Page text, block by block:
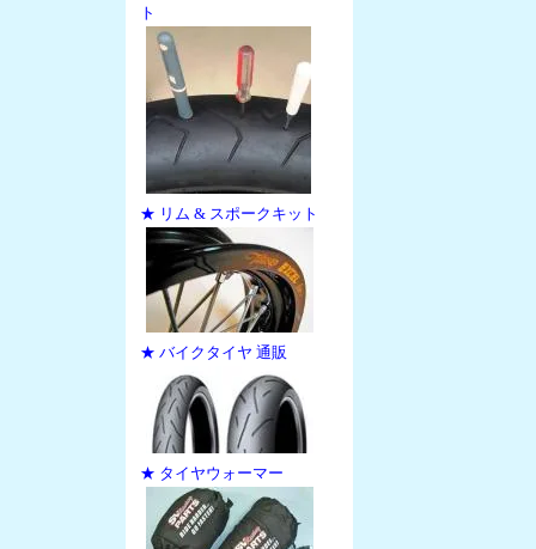
ト
★ リム & スポークキット
★ バイクタイヤ 通販
★ タイヤウォーマー